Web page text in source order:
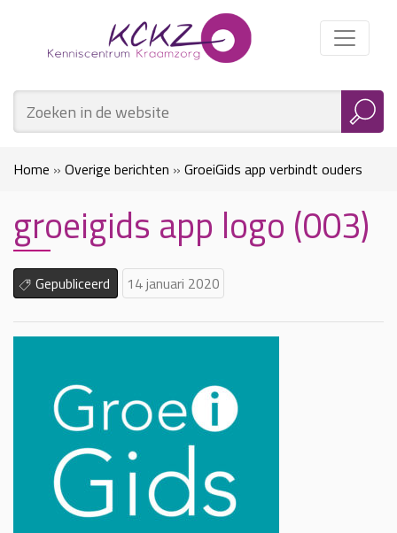
Home » Overige berichten » GroeiGids app verbindt ouders
met Jeugdgezondheidszorg groeigids app logo (003)
groeigids app logo (003)
Gepubliceerd 14 januari 2020